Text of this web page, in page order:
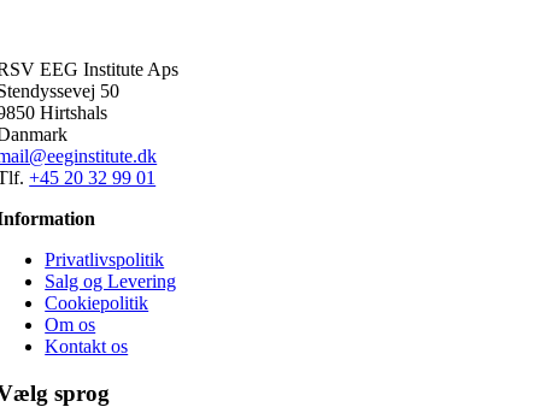
EEG Institute Aps
50
Hirtshals
+45 20 32 99 01
Privatlivspolitik
Salg og Levering
Cookiepolitik
Om os
Kontakt os
sprog